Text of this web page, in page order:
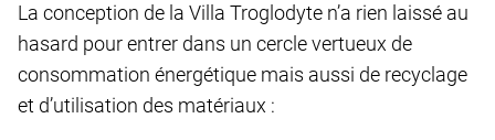
La conception de la Villa Troglodyte n’a rien laissé au
hasard pour entrer dans un cercle vertueux de
consommation énergétique mais aussi de recyclage
et d’utilisation des matériaux :